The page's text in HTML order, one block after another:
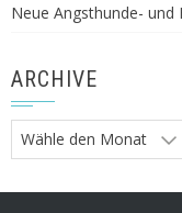
Neue Angsthunde-
ARCHIVE
Archive